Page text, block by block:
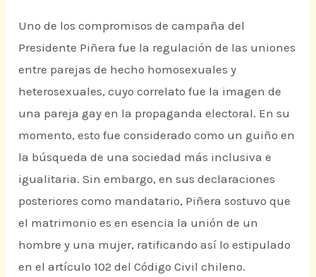
Uno de los compromisos de campaña del
Presidente Piñera fue la regulación de las uniones
entre parejas de hecho homosexuales y
heterosexuales, cuyo correlato fue la imagen de
una pareja gay en la propaganda electoral. En su
momento, esto fue considerado como un guiño en
la búsqueda de una sociedad más inclusiva e
igualitaria. Sin embargo, en sus declaraciones
posteriores como mandatario, Piñera sostuvo que
el matrimonio es en esencia la unión de un
hombre y una mujer, ratificando así lo estipulado
en el artículo 102 del Código Civil chileno.